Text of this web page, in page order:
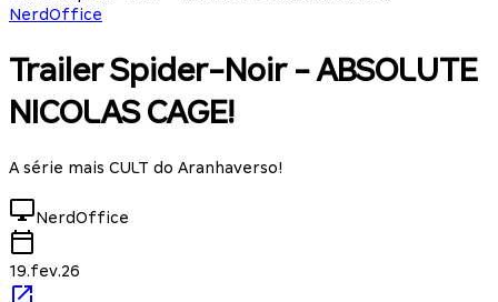
NerdOffice
Trailer Spider-Noir - ABSOLUTE
NICOLAS CAGE!
A série mais CULT do Aranhaverso!
NerdOffice
19.fev.26